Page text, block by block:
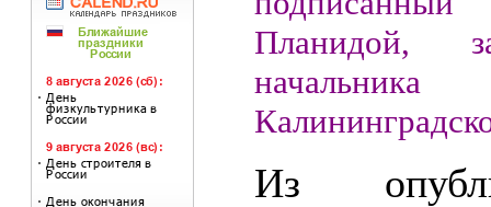
Планидой,
Из